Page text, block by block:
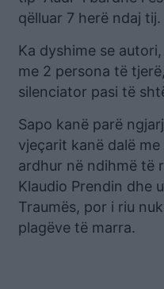
qëlluar 7 herë ndaj tij.
Ka dyshime se
me 2 persona të
silenciator pasi të
Sapo kanë parë
vjeçarit kanë dalë
ardhur në ndihmë të
Klaudio Prendin dhe
Traumës, por i riu
plagëve të marra.